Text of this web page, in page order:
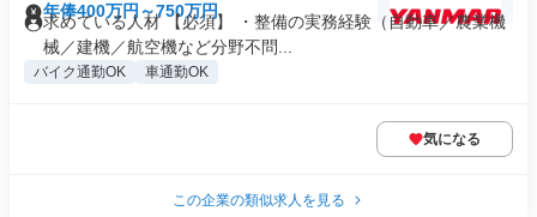
年俸400万円～750万円
求めている人材 【必須】 ・整備の実務経験（自動車／農業機
械／建機／航空機など分野不問...
バイク通勤OK 車通勤OK
気になる
この企業の類似求人を見る